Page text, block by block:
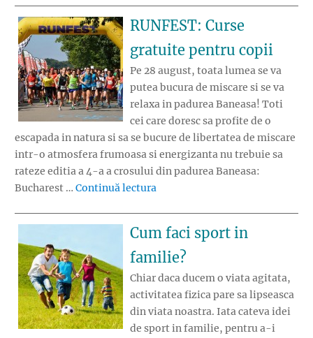
RUNFEST: Curse
gratuite pentru copii
Pe 28 august, toata lumea se va
putea bucura de miscare si se va
relaxa in padurea Baneasa! Toti
cei care doresc sa profite de o
escapada in natura si sa se bucure de libertatea de miscare
intr-o atmosfera frumoasa si energizanta nu trebuie sa
rateze editia a 4-a a crosului din padurea Baneasa:
Bucharest … Continuă lectura
Cum faci sport in
familie?
Chiar daca ducem o viata agitata,
activitatea fizica pare sa lipseasca
din viata noastra. Iata cateva idei
de sport in familie, pentru a-i